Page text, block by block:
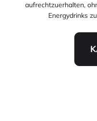
aufrechtzuerhalten,
Energydrinks